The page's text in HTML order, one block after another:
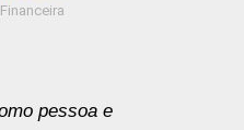
pessoa e